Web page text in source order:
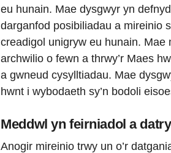
eu hunain. Mae dysgwyr yn
darganfod posibiliadau a mireinio
creadigol unigryw eu hunain. Mae
archwilio o fewn a thrwy’r Maes
a gwneud cysylltiadau. Mae
hwnt i wybodaeth sy’n bodoli
Meddwl yn feirniadol a
Anogir mireinio trwy un o’r